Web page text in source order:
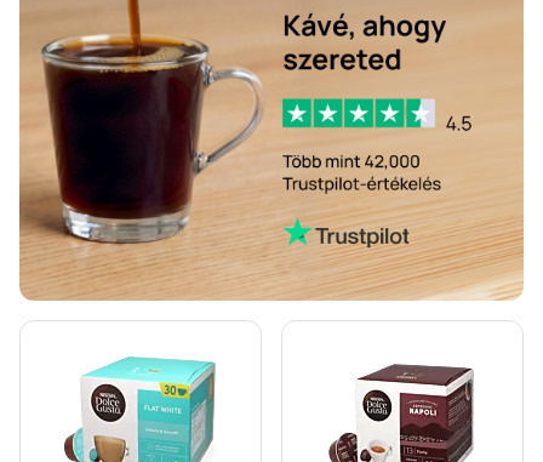
Café René kapszulák Dolce Gusto kávéfőzőkhöz
Caffè Borbone kapszulák Dolce Gusto kávéfőzőkhöz
Dolce Vita kapszulák Dolce Gusto kávéfőzőkhöz
Kapszulák Dolce Gusto®-hoz
Gimoka kapszulák Dolce Gusto kávéfőzőkhöz
Nescafé® kapszulák Dolce Gusto-hoz
Senso Nocturno kapszulák Dolce Gusto kávéfőzőkhöz
Kaffekapslen kávékapszulák Dolce Gusto kávéfőzőkhöz